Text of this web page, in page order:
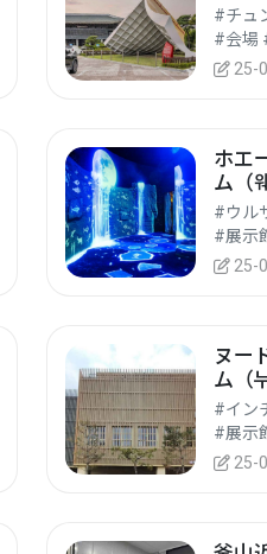
#会場
25-
ホエ
ム（
#展示
25-
ヌー
ム（
#展示
25-